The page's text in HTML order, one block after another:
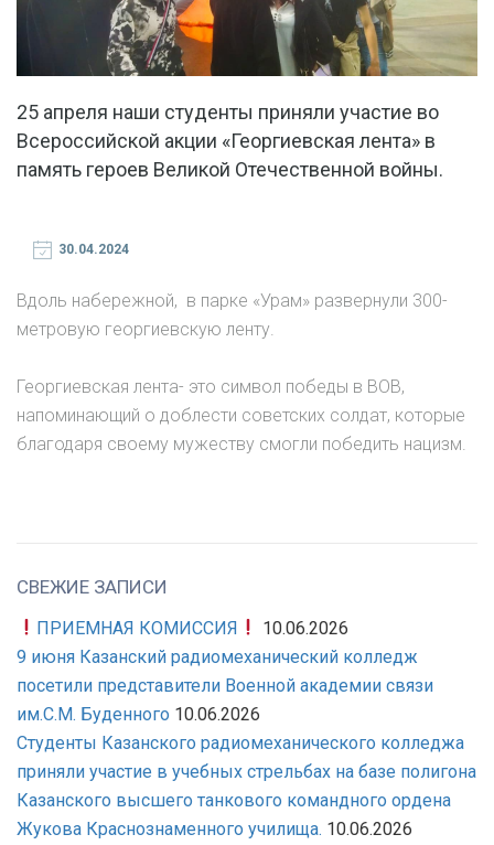
25 апреля наши студенты приняли участие во
Всероссийской акции «Георгиевская лента» в
память героев Великой Отечественной войны.
30.04.2024
Вдоль набережной, в парке «Урам» развернули 300-
метровую георгиевскую ленту.
Георгиевская лента- это символ победы в ВОВ,
напоминающий о доблести советских солдат, которые
благодаря своему мужеству смогли победить нацизм.
СВЕЖИЕ ЗАПИСИ
ПРИЕМНАЯ КОМИССИЯ
10.06.2026
9 июня Казанский радиомеханический колледж
посетили представители Военной академии связи
им.С.М. Буденного 10.06.2026
Студенты Казанского радиомеханического колледжа
приняли участие в учебных стрельбах на базе полигона
Казанского высшего танкового командного ордена
Жукова Краснознаменного училища. 10.06.2026